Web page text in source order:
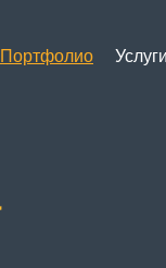
Портфолио Услуги